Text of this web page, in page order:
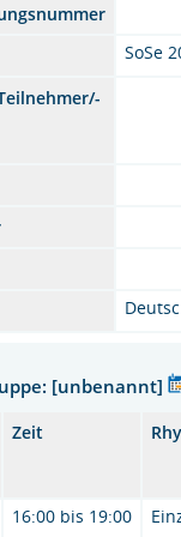
SoSe
[unbenannt]
Zeit
16:00 bis 19:00